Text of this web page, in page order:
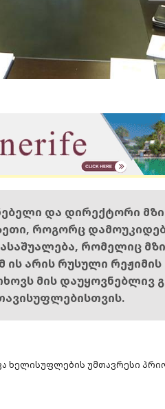
და დირექტორი
როგორც
რომელიც
ის არის რუსული რეჟიმის
მის დაუყოვნებლივ
ხელისუფლების უმთავრესი